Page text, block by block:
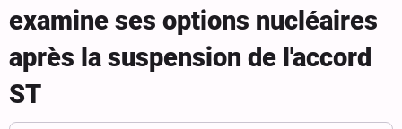
examine ses options nucléaires
après la suspension de l'accord
ST